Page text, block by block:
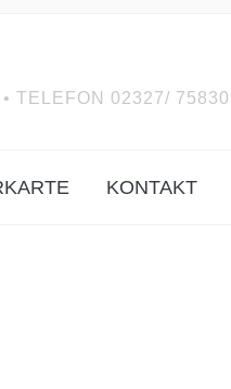
TELEFON 02327/ 75830
KONTAKT